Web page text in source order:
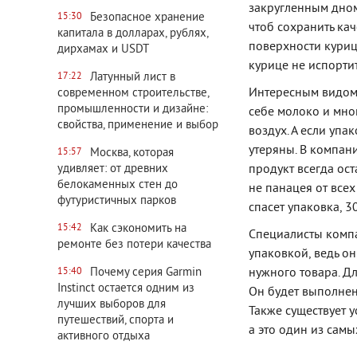
15:30
Безопасное хранение
капитала в долларах, рублях,
дирхамах и USDT
17:22
Латунный лист в
современном строительстве,
промышленности и дизайне:
свойства, применение и выбор
15:57
Москва, которая
удивляет: от древних
белокаменных стен до
футуристичных парков
15:42
Как сэкономить на
ремонте без потери качества
15:40
Почему серия Garmin
Instinct остается одним из
лучших выборов для
путешествий, спорта и
активного отдыха
закругленным
чтоб сохранить
поверхности
курице не
Интересным
себе молоко и
воздух. А если
утеряны. В
продукт всегда
не панацея от
спасет упаковка,
Специалисты
упаковкой, ведь
нужного товара.
Он будет
Также существует
а это один из